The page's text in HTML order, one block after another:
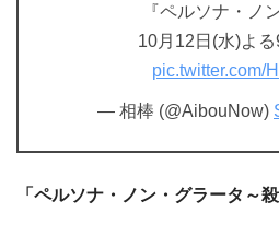
『ペルソナ・ノ
10月12日(水)よ
pic.twitter.com/
— 相棒 (@AibouNow)
「ペルソナ・ノン・グラータ～